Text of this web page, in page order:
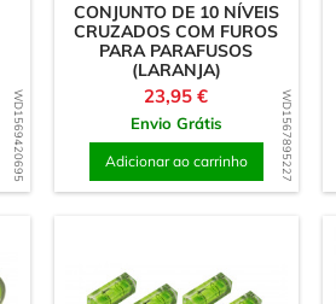
WD1569420695 WD1567895227
CONJUNTO DE 10 NÍVEIS
CRUZADOS COM FUROS
PARA PARAFUSOS
(LARANJA)
Preço
23,95 €
Envio Grátis
Adicionar ao carrinho